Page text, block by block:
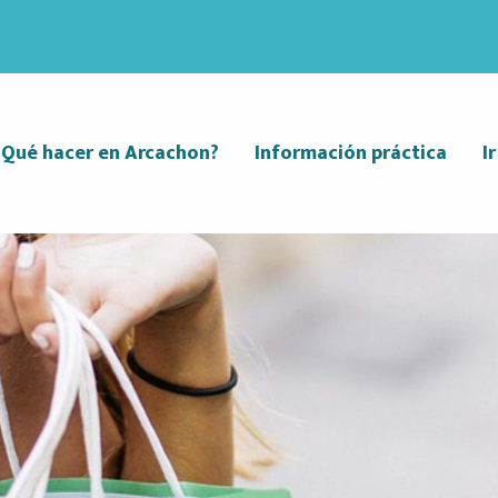
hacer en Arcachon? Información práctica